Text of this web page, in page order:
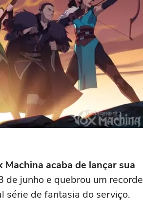
Machina acaba de lançar sua
de junho e quebrou um recorde
série de fantasia do serviço.